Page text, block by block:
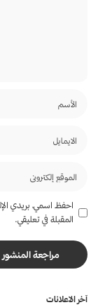
احفظ اسمي، بريدي
المقبلة في تعليقي.
آخر الاعلانات